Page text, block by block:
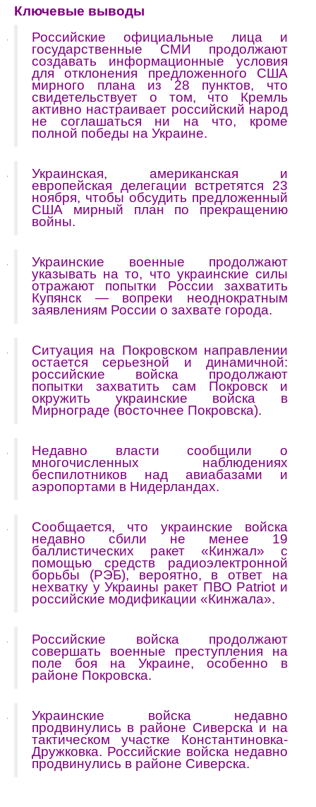
Ключевые выводы
Российские официальные лица и
государственные СМИ продолжают
создавать информационные условия
для отклонения предложенного США
мирного плана из 28 пунктов, что
свидетельствует о том, что Кремль
активно настраивает российский народ
не соглашаться ни на что, кроме
полной победы на Украине.
Украинская, американская и
европейская делегации встретятся 23
ноября, чтобы обсудить предложенный
США мирный план по прекращению
войны.
Украинские военные продолжают
указывать на то, что украинские силы
отражают попытки России захватить
Купянск — вопреки неоднократным
заявлениям России о захвате города.
Ситуация на Покровском направлении
остается серьезной и динамичной:
российские войска продолжают
попытки захватить сам Покровск и
окружить украинские войска в
Мирнограде (восточнее Покровска).
Недавно власти сообщили о
многочисленных наблюдениях
беспилотников над авиабазами и
аэропортами в Нидерландах.
Сообщается, что украинские войска
недавно сбили не менее 19
баллистических ракет «Кинжал» с
помощью средств радиоэлектронной
борьбы (РЭБ), вероятно, в ответ на
нехватку у Украины ракет ПВО Patriot и
российские модификации «Кинжала».
Российские войска продолжают
совершать военные преступления на
поле боя на Украине, особенно в
районе Покровска.
Украинские войска недавно
продвинулись в районе Сиверска и на
тактическом участке Константиновка-
Дружковка. Российские войска недавно
продвинулись в районе Сиверска.